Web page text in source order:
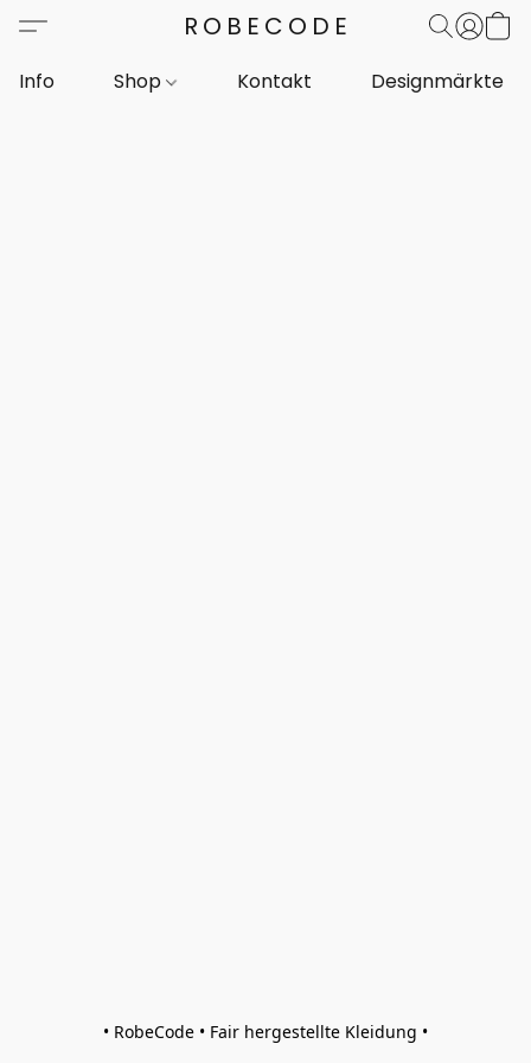
ROBECODE
Info Shop Kontakt Designmärkte
• RobeCode • Fair hergestellte Kleidung •